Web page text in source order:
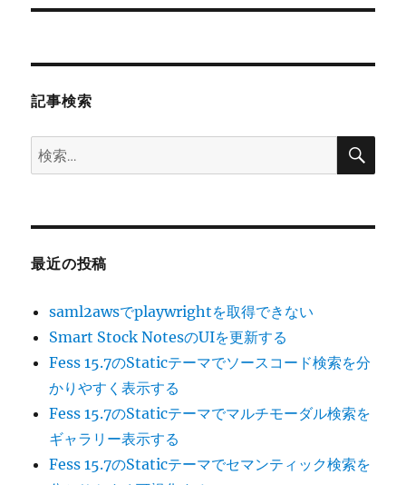
シ
ン
投
記事検索
検
索:
検
最近の投稿
saml2awsでplaywrightを取得できない
Smart Stock NotesのUIを更新する
Fess 15.7のStaticテーマでソースコード検索を分
かりやすく表示する
Fess 15.7のStaticテーマでマルチモーダル検索を
ギャラリー表示する
Fess 15.7のStaticテーマでセマンティック検索を